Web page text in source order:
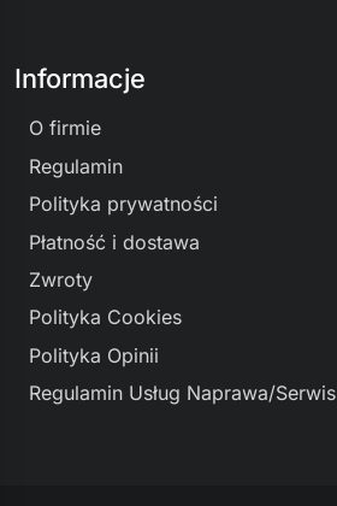
Informacje
O firmie
Regulamin
Polityka prywatności
Płatność i dostawa
Zwroty
Polityka Cookies
Polityka Opinii
Regulamin Usług Naprawa/Serwis